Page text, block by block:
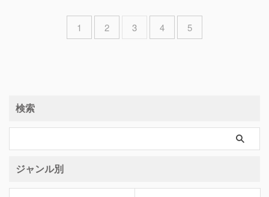
1 2 3 4 5
検索
ジャンル別